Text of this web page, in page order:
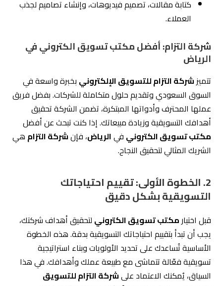
شركة التزام للتسويق الإلكتروني
عملها المحترف وأدواتها المبتكرة، تضمن الشركة تحقيق
أهدافك التسويقية وزيادة مبيعاتك. إذا كنت تبحث عن أفضل
مكتب تسويق الكتروني في الرياض شركة التزام
الشريك المثالي لتحقيق النجاح.
2. الخطوة الأولى: تقييم احتياجاتك
التسويقية بشكل دقيق
قبل اختيارمكتب تسويق الكتروني
الأساسية تُساعدك على تحديد الأولويات وبناء استراتيجية
تسويقية فعّالة تتماشى مع طبيعة عملك وأهدافك. في هذا
السياق، يُمكنك الاعتماد على شركة التزام للتسويق
الإلكتروني، التي تقدم حلولًا شاملة ومخصصة بناءً على
احتياجات كل شركة.
2.1كيف تحدد أهدافك التسويقية؟